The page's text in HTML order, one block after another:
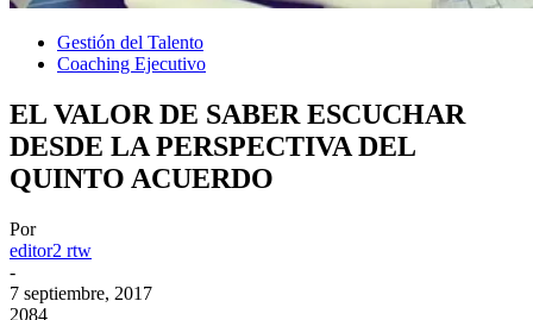
Gestión del Talento
Coaching Ejecutivo
EL VALOR DE SABER ESCUCHAR
DESDE LA PERSPECTIVA DEL
QUINTO ACUERDO
Por
editor2 rtw
-
7 septiembre, 2017
2084